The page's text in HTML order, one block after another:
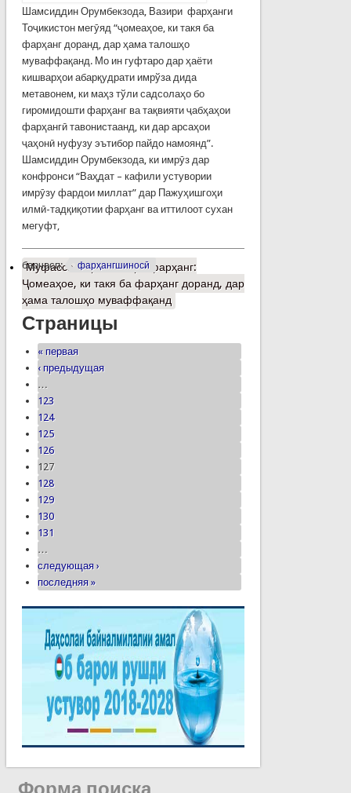
Шамсиддин Орумбекзода, Вазири фарҳанги
Тоҷикистон мегӯяд “ҷомеаҳое, ки такя ба
фарҳанг доранд, дар ҳама талошҳо
муваффақанд. Мо ин гуфтаро дар ҳаёти
кишварҳои абарқудрати имрўза дида
метавонем, ки маҳз тўли садсолаҳо бо
гиромидошти фарҳанг ва тақвияти ҷабҳаҳои
фарҳангӣ тавонистаанд, ки дар арсаҳои
ҷаҳонӣ нуфузу эътибор пайдо намоянд”.
Шамсиддин Орумбекзода, ки имрӯз дар
конфронси “Ваҳдат – кафили устувории
имрӯзу фардои миллат” дар Пажуҳишгоҳи
илмӣ-тадқиқотии фарҳанг ва иттилоот сухан
мегуфт,
барчасп: фарҳангшиносӣ
Муфассалтаро Вазири фарҳанг:
Ҷомеаҳое, ки такя ба фарҳанг доранд, дар
ҳама талошҳо муваффақанд
Страницы
« первая
‹ предыдущая
…
123
124
125
126
127
128
129
130
131
…
следующая ›
последняя »